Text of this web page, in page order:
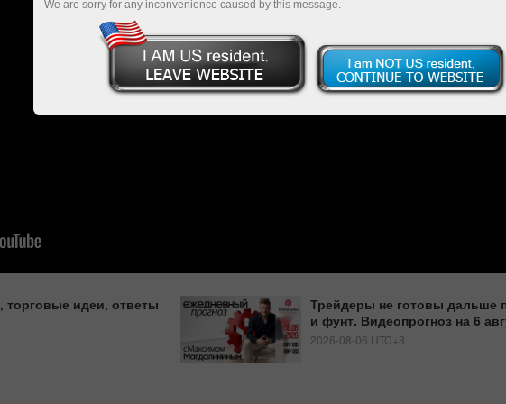
торговые идеи, ответы
Трейдеры не готовы дальше
и фунт. Видеопрогноз на 6
2026-08-06 UTC+3
We are sorry for any inconvenience caused by this message.